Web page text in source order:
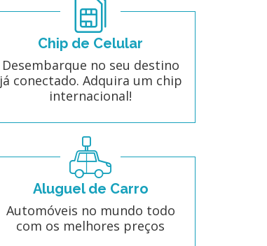
Chip de Celular
Desembarque no seu destino
já conectado. Adquira um chip
internacional!
Aluguel de Carro
Automóveis no mundo todo
com os melhores preços